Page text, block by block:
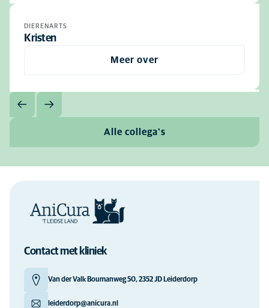
DIERENARTS
Kristen
Meer over
Alle collega's
Contact met kliniek
Van der Valk Boumanweg 50, 2352 JD Leiderdorp
leiderdorp@anicura.nl